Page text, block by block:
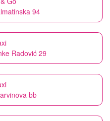
94
Radović 29
bb